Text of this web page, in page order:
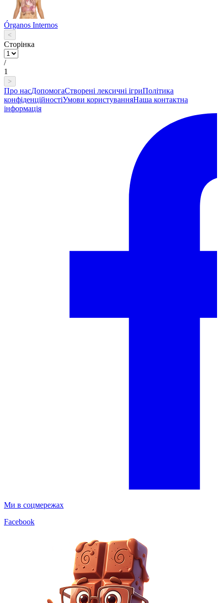
Órganos Internos
<
Сторінка
/
1
>
Про насДопомогаСтворені лексичні ігриПолітика
конфіденційностіУмови користуванняНаша контактна
інформація
Ми в соцмережах
Facebook